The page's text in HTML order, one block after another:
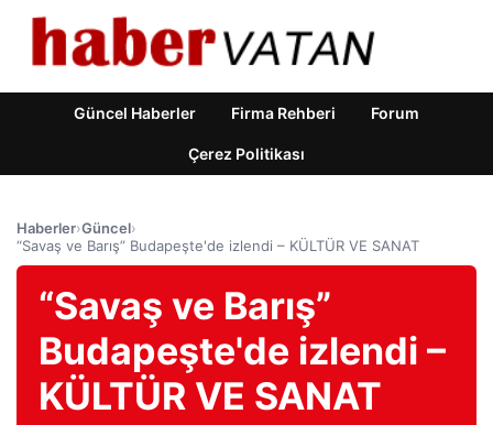
Güncel Haberler Firma Rehberi Forum
Çerez Politikası
Haberler›Güncel›
“Savaş ve Barış” Budapeşte'de izlendi – KÜLTÜR VE SANAT
“Savaş ve Barış”
Budapeşte'de izlendi –
KÜLTÜR VE SANAT